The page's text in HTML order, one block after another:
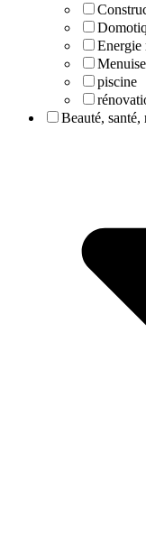
Energie
piscine
Beauté, santé,